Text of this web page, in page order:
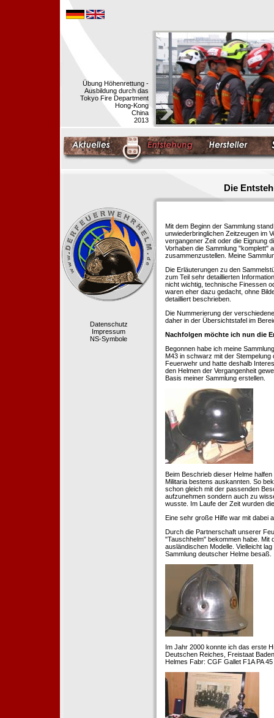
Übung Höhenrettung -
Ausbildung durch das
Tokyo Fire Department
Hong-Kong
China
2013
Die
Datenschutz
Impressum
NS-Symbole
Mit dem Beginn der Sammlung
unwiederbringlichen Zeitzeugen im
vergangener Zeit oder die Eignung
Vorhaben die Sammlung "komplett"
zusammenzustellen. Meine
Die Erläuterungen zu den
zum Teil sehr detaillierten
nicht wichtig, technische Finessen
waren eher dazu gedacht, ohne
detailliert beschrieben.
Die Nummerierung der
daher in der Übersichtstafel im
Nachfolgen möchte ich nun die
Begonnen habe ich meine
M43 in schwarz mit der Stempelung
Feuerwehr und hatte deshalb
den Helmen der Vergangenheit
Basis meiner Sammlung erstellen.
Beim Beschrieb dieser Helme
Militaria bestens auskannten. So
schon gleich mit der passenden
aufzunehmen sondern auch zu
wusste. Im Laufe der Zeit wurden
Eine sehr große Hilfe war mit dabei
Durch die Partnerschaft unserer
"Tauschhelm" bekommen habe. Mit
ausländischen Modelle. Vielleicht
Sammlung deutscher Helme besaß.
Im Jahr 2000 konnte ich das erste
Deutschen Reiches, Freistaat
Helmes Fabr: CGF Gallet F1A PA